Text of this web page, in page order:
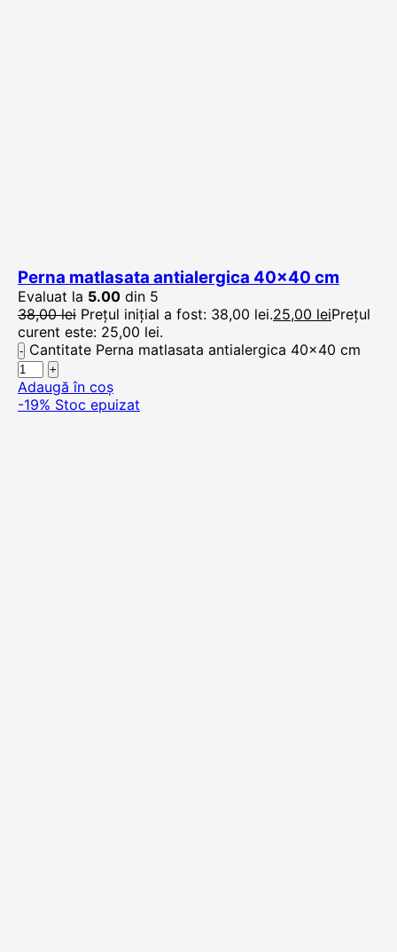
Perna matlasata antialergica 40×40 cm
Evaluat la 5.00 din 5
38,00lei Prețul inițial a fost: 38,00 lei.25,00 leiPrețul
curent este: 25,00 lei.
Cantitate Perna matlasata antialergica 40x40 cm
Adaugă în coș
-19% Stoc epuizat